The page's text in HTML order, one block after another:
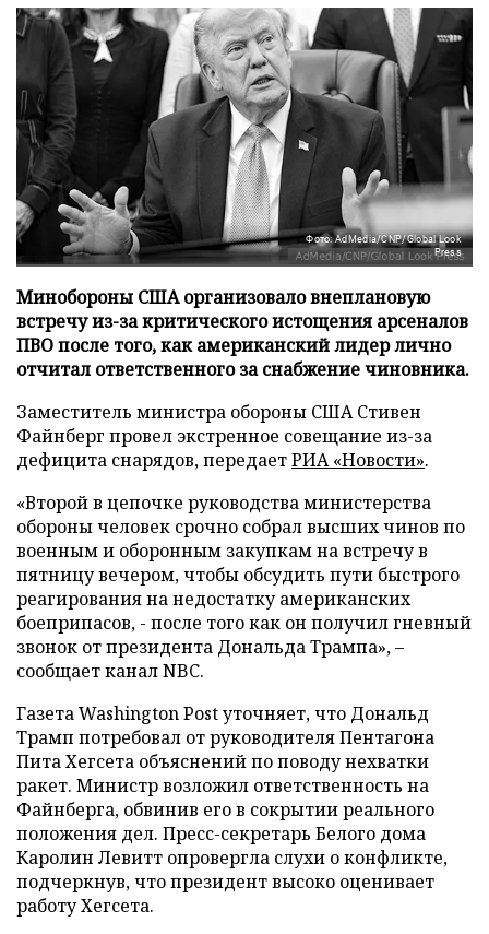
Фото: AdMedia/CNP/Global Look
Press
Минобороны США организовало внеплановую
встречу из-за критического истощения арсеналов
ПВО после того, как американский лидер лично
отчитал ответственного за снабжение чиновника.
Заместитель министра обороны США Стивен
Файнберг провел экстренное совещание из-за
дефицита снарядов, передаетРИА «Новости».
«Второй в цепочке руководства министерства
обороны человек срочно собрал высших чинов по
военным и оборонным закупкам на встречу в
пятницу вечером, чтобы обсудить пути быстрого
реагирования на недостатку американских
боеприпасов, - после того как он получил гневный
звонок от президента Дональда Трампа», –
сообщает канал NBC.
Газета Washington Post уточняет, что Дональд
Трамп потребовал от руководителя Пентагона
Пита Хегсета объяснений по поводу нехватки
ракет. Министр возложил ответственность на
Файнберга, обвинив его в сокрытии реального
положения дел. Пресс-секретарь Белого дома
Каролин Левитт опровергла слухи о конфликте,
подчеркнув, что президент высоко оценивает
работу Хегсета.